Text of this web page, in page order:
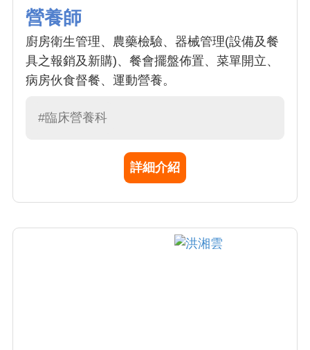
營養師
廚房衛生管理、農藥檢驗、器械管理(設備及餐
具之報銷及新購)、餐會擺盤佈置、菜單開立、
病房伙食督餐、運動營養。
#臨床營養科
詳細介紹